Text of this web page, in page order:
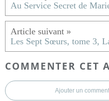
COMMENTER CET
Ajouter un